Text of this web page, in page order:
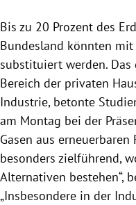
Bis zu 20 Prozent des
Bundesland könnten mit
substituiert werden.
Bereich der privaten
Industrie, betonte
am Montag bei der
Gasen aus
besonders zielführend,
Alternativen bestehen“,
„Insbesondere in der